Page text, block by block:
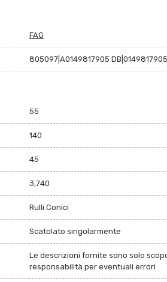
FAG
805097|A0149817905
55
140
45
3,740
Rulli Conici
Scatolato singolarmente
Le descrizioni fornite sono solo
responsabilità per eventuali errori